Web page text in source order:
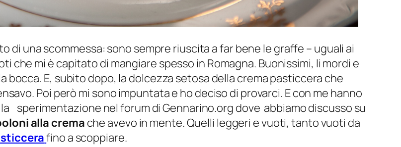
di una scommessa: sono sempre riuscita a far bene le graffe – uguali ai
che mi è capitato di mangiare spesso in Romagna. Buonissimi, li mordi e
bocca. E, subito dopo, la dolcezza setosa della crema pasticcera che
Poi però mi sono impuntata e ho deciso di provarci. E con me hanno
sperimentazione nel forum di Gennarino.org dove abbiamo discusso su
alla cremache avevo in mente. Quelli leggeri e vuoti, tanto vuoti da
fino a scoppiare.